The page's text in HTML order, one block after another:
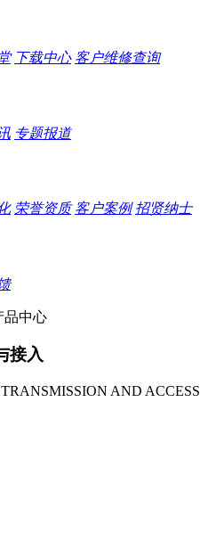
下载中心 客户维修查询
专题报道
荣誉资质 客户案例 招贤纳士
接入
AND ACCESS